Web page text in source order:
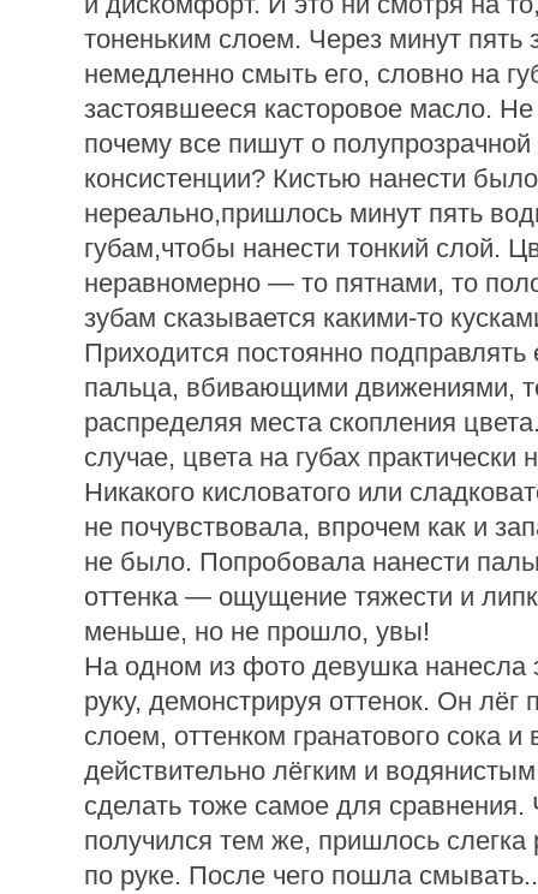
тоненьким слоем. Через минут пять
немедленно смыть его, словно на
застоявшееся касторовое масло.
почему все пишут о
консистенции? Кистью нанести
нереально,пришлось минут пять
губам,чтобы нанести тонкий слой.
неравномерно — то пятнами, то
зубам сказывается какими-то
Приходится постоянно подправлять
пальца, вбивающими движениями,
распределяя места скопления
случае, цвета на губах практически
Никакого кисловатого или
не почувствовала, впрочем как и
не было. Попробовала нанести
оттенка — ощущение тяжести и
меньше, но не прошло, увы!
На одном из фото девушка нанесла
руку, демонстрируя оттенок. Он лёг
слоем, оттенком гранатового сока и
действительно лёгким и
сделать тоже самое для сравнения.
получился тем же, пришлось слегка
по руке. После чего пошла